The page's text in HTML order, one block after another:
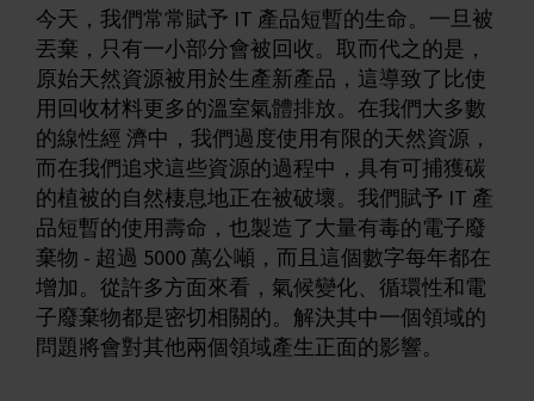
今天，我們常常賦予 IT 產品短暫的生命。一旦被
丟棄，只有一小部分會被回收。取而代之的是，
原始天然資源被用於生產新產品，這導致了比使
用回收材料更多的溫室氣體排放。在我們大多數
的線性經 濟中，我們過度使用有限的天然資源，
而在我們追求這些資源的過程中，具有可捕獲碳
的植被的自然棲息地正在被破壞。我們賦予 IT 產
品短暫的使用壽命，也製造了大量有毒的電子廢
棄物 - 超過 5000 萬公噸，而且這個數字每年都在
增加。從許多方面來看，氣候變化、循環性和電
子廢棄物都是密切相關的。解決其中一個領域的
問題將會對其他兩個領域產生正面的影響。